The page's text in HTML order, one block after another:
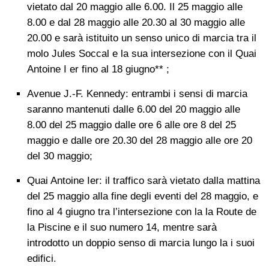
vietato dal 20 maggio alle 6.00. Il 25 maggio alle
8.00 e dal 28 maggio alle 20.30 al 30 maggio alle
20.00 e sarà istituito un senso unico di marcia tra il
molo Jules Soccal e la sua intersezione con il Quai
Antoine I er fino al 18 giugno** ;
Avenue J.-F. Kennedy: entrambi i sensi di marcia
saranno mantenuti dalle 6.00 del 20 maggio alle
8.00 del 25 maggio dalle ore 6 alle ore 8 del 25
maggio e dalle ore 20.30 del 28 maggio alle ore 20
del 30 maggio;
Quai Antoine Ier: il traffico sarà vietato dalla mattina
del 25 maggio alla fine degli eventi del 28 maggio, e
fino al 4 giugno tra l’intersezione con la la Route de
la Piscine e il suo numero 14, mentre sarà
introdotto un doppio senso di marcia lungo la i suoi
edifici.